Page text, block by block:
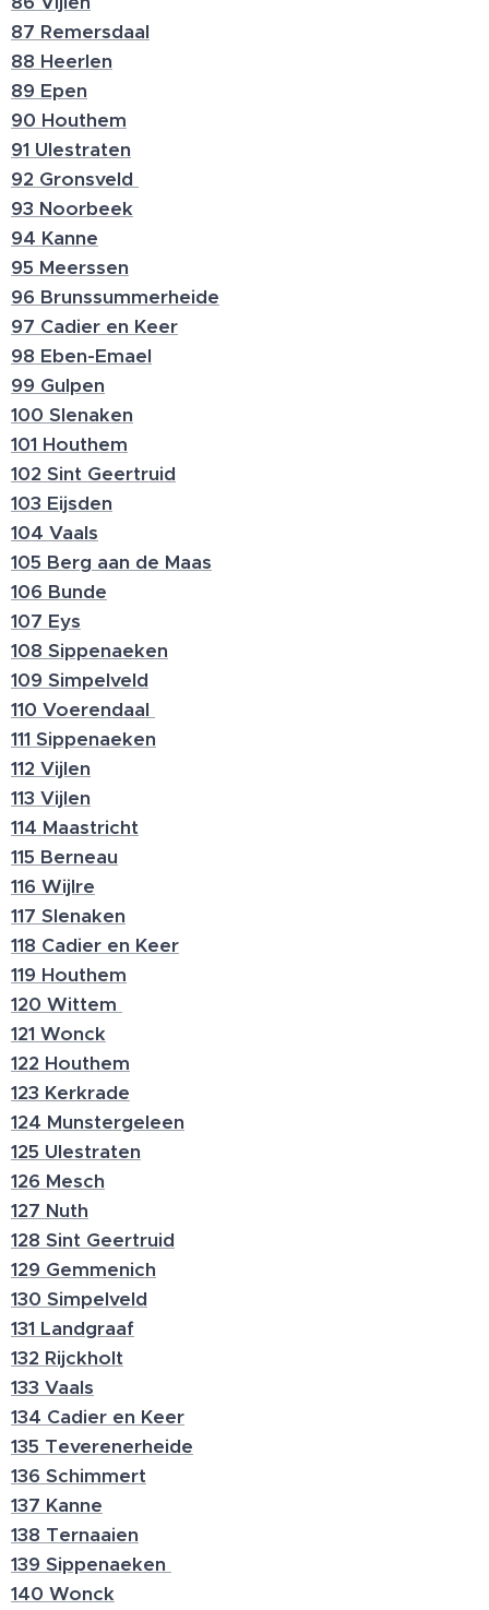
87 Remersdaal
88 Heerlen
89 Epen
90 Houthem
91 Ulestraten
92 Gronsveld
93 Noorbeek
94 Kanne
95 Meerssen
96 Brunssummerheide
97 Cadier en Keer
98 Eben-Emael
99 Gulpen
100 Slenaken
101 Houthem
102 Sint Geertruid
103 Eijsden
104 Vaals
105 Berg aan de Maas
106 Bunde
107 Eys
108 Sippenaeken
109 Simpelveld
110 Voerendaal
111 Sippenaeken
112 Vijlen
113 Vijlen
114 Maastricht
115 Berneau
116 Wijlre
117 Slenaken
118 Cadier en Keer
119 Houthem
120 Wittem
121 Wonck
122 Houthem
123 Kerkrade
124 Munstergeleen
125 Ulestraten
126 Mesch
127 Nuth
128 Sint Geertruid
129 Gemmenich
130 Simpelveld
131 Landgraaf
132 Rijckholt
133 Vaals
134 Cadier en Keer
135 Teverenerheide
136 Schimmert
137 Kanne
138 Ternaaien
139 Sippenaeken
140 Wonck